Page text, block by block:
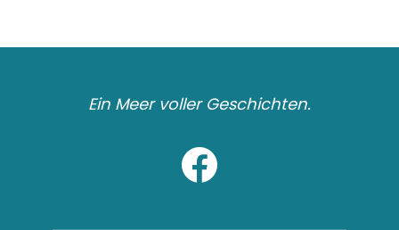
Ein Meer voller Geschichten.